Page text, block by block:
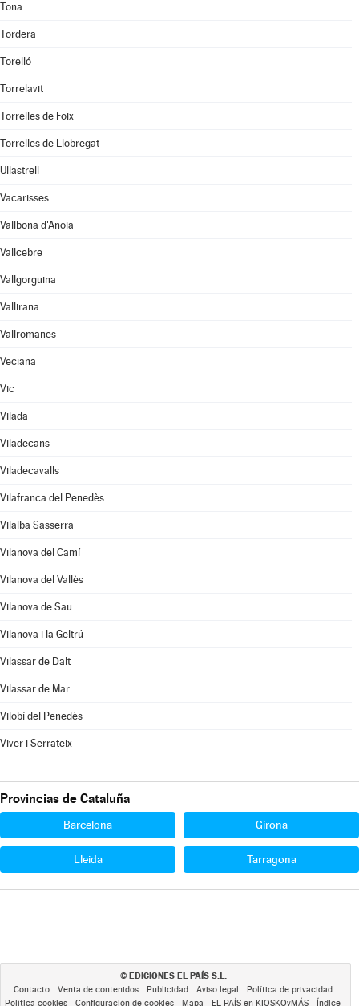
Tona
Tordera
Torelló
Torrelavit
Torrelles de Foix
Torrelles de Llobregat
Ullastrell
Vacarisses
Vallbona d'Anoia
Vallcebre
Vallgorguina
Vallirana
Vallromanes
Veciana
Vic
Vilada
Viladecans
Viladecavalls
Vilafranca del Penedès
Vilalba Sasserra
Vilanova del Camí
Vilanova del Vallès
Vilanova de Sau
Vilanova i la Geltrú
Vilassar de Dalt
Vilassar de Mar
Vilobí del Penedès
Viver i Serrateix
Provincias de Cataluña
Barcelona Girona
Lleida Tarragona
© EDICIONES EL PAÍS S.L.
Contacto Venta de contenidos Publicidad Aviso legal
Política de privacidad
Política cookies
Configuración de cookies Mapa EL PAÍS en KIOSKOyMÁS Índice